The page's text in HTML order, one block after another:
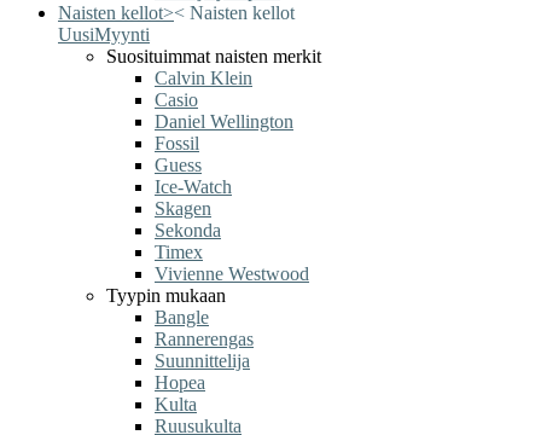
Naisten kellot>< Naisten kellot
UusiMyynti
Suosituimmat naisten merkit
Calvin Klein
Casio
Daniel Wellington
Fossil
Guess
Ice-Watch
Skagen
Sekonda
Timex
Vivienne Westwood
Tyypin mukaan
Bangle
Rannerengas
Suunnittelija
Hopea
Kulta
Ruusukulta